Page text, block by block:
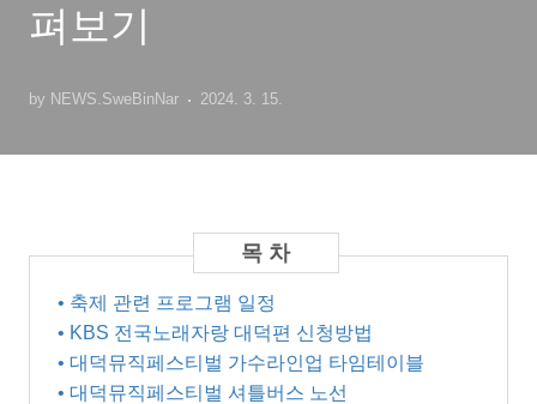
펴보기
by NEWS.SweBinNar 2024. 3. 15.
• 축제 관련 프로그램 일정
• KBS 전국노래자랑 대덕편 신청방법
• 대덕뮤직페스티벌 가수라인업 타임테이블
• 대덕뮤직페스티벌 셔틀버스 노선